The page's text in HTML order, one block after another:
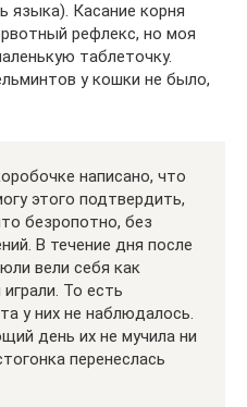
языка). Касание корня
рефлекс, но моя
таблеточку.
у кошки не было,
написано, что
этого подтвердить,
безропотно, без
В течение дня после
вели себя как
То есть
у них не наблюдалось.
день их не мучила ни
перенеслась